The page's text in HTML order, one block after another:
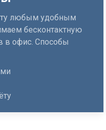
любым удобным
бесконтактную
в офис. Способы